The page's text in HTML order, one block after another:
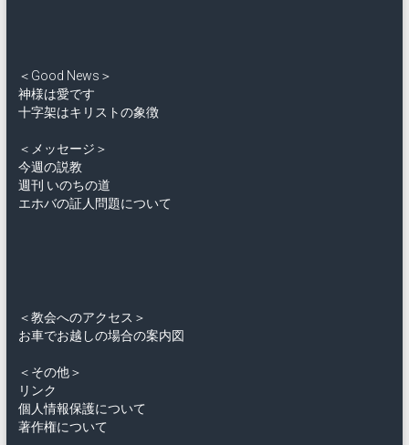
＜Good News＞
神様は愛です
十字架はキリストの象徴
＜メッセージ＞
今週の説教
週刊 いのちの道
エホバの証人問題について
＜教会へのアクセス＞
お車でお越しの場合の案内図
＜その他＞
リンク
個人情報保護について
著作権について